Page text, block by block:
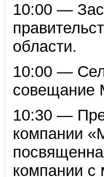
10:00 —
области.
10:00 —
совещание
10:30 —
компании
компании с